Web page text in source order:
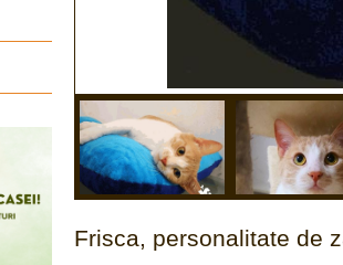
Frisca, personalitate de